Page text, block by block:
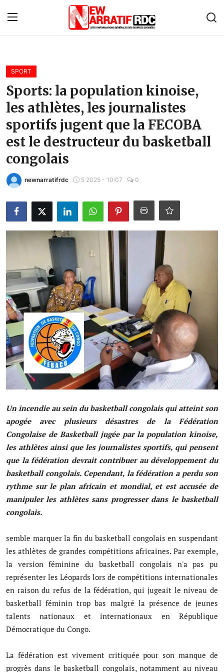
Accueil
À propos de nous
Contact
Monde
Économie
Politique
Culture
Sport
Justice
Sécurité
Diplomatie
Investissement
Religion
Santé
Musique
Technologie
Finances
Opinions
Infrastructures
Coopération
Environnement
SPORT
Sports: la population kinoise,
les athlètes, les journalistes
sportifs jugent que la FECOBA
est le destructeur du basketball
congolais
newnarratifrdc 5 2025 - 10:07 0
Un incendie au sein du basketball congolais qui atteint son
apogée avec plusieurs désastres de la Fédération
Congolaise de Basketball jugée par la population kinoise,
les athlètes ainsi que les journalistes sportifs, qui pensent
que la fédération devrait contribuer au développement du
basketball congolais. Cependant, la fédération a perdu son
rythme sur le plan africain et mondial, et est accusée de
manipuler les athlètes sans progresser dans le basketball
congolais.
‎semble marquer la fin du basketball congolais en suspendant
les athlètes de grandes compétitions africaines. Par exemple,
la version féminine du basketball congolais n'a pas pu
représenter les Léopards lors de compétitions internationales
en raison du refus de la fédération, qui jugeait le niveau de
basketball féminin trop bas malgré la présence de jeunes
talents nationaux et internationaux en République
Démocratique du Congo.
‎La fédération est vivement critiquée pour son manque de
progrès dans le basketball congolais, notamment au niveau